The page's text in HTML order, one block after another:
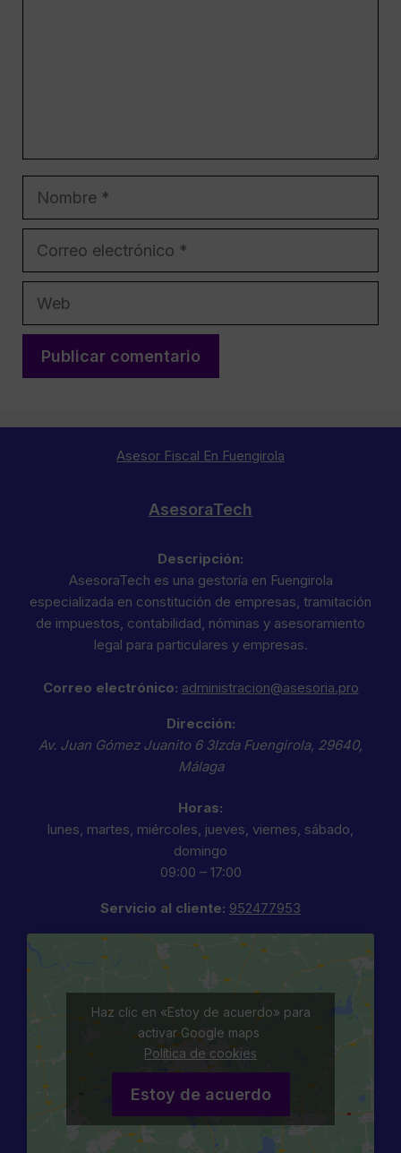
Nombre
Correo
Web
Asesor Fiscal En Fuengirola
AsesoraTech
Descripción:
AsesoraTech es una gestoría en Fuengirola
especializada en constitución de empresas, tramitación
de impuestos, contabilidad, nóminas y asesoramiento
legal para particulares y empresas.
Correo electrónico: administracion@asesoria.pro
Dirección:
Av. Juan Gómez Juanito 6 3Izda Fuengirola, 29640,
Málaga
Horas:
lunes, martes, miércoles, jueves, viernes, sábado,
domingo
09:00 – 17:00
Servicio al cliente: 952477953
Haz clic en «Estoy de acuerdo» para
activar Google maps
Política de cookies
Estoy de acuerdo